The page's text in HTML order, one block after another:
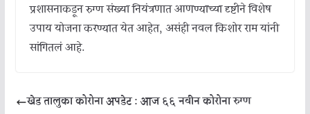
प्रशासनाकडून रुग्ण संख्या नियंत्रणात आणण्याच्या दृष्टीने विशेष
उपाय योजना करण्यात येत आहेत, असंही नवल किशोर राम यांनी
सांगितलं आहे.
खेड तालुका कोरोना अपडेट : आज ६६ नवीन कोरोना रुग्ण